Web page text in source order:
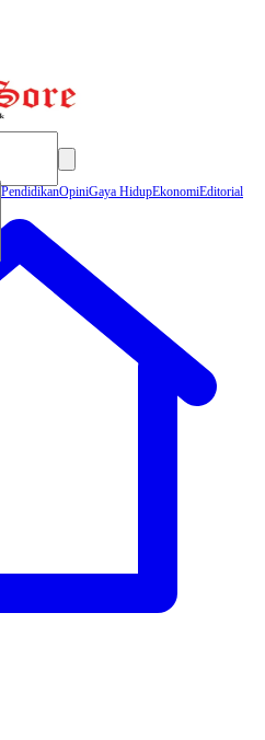
PendidikanOpiniGaya HidupEkonomiEditorial